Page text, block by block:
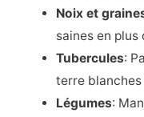
Noix et
saines en plus
Tubercules:
terre
Légumes: